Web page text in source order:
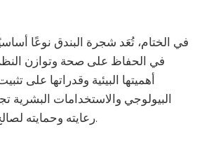
في الختام، تُعَد شجرة البندق نوعًا
في الحفاظ على صحة وتوازن النظم
أهميتها البيئية وقدراتها على
البيولوجي والاستخدامات البشرية
رعايته وحمايته لصالح الطبيعة والمجتمع.